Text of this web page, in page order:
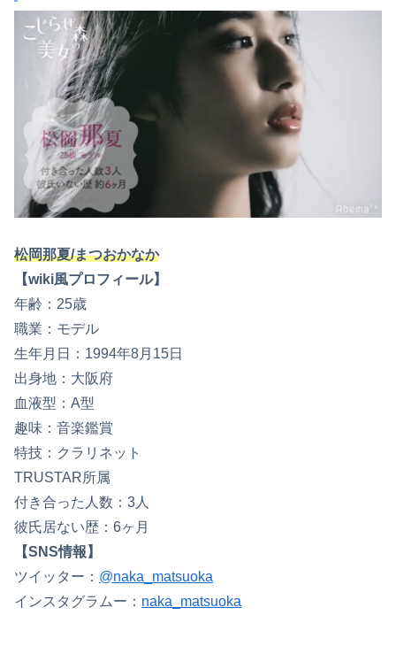
松岡那夏/まつおかなか
【wiki風プロフィール】
年齢：25歳
職業：モデル
生年月日：1994年8月15日
出身地：大阪府
血液型：A型
趣味：音楽鑑賞
特技：クラリネット
TRUSTAR所属
付き合った人数：3人
彼氏居ない歴：6ヶ月
【SNS情報】
ツイッター： @naka_matsuoka
インスタグラムー： naka_matsuoka